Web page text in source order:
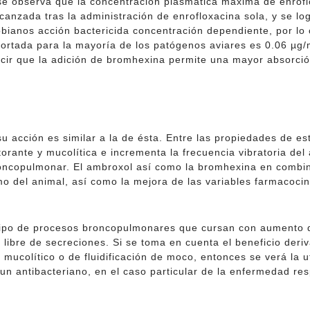
tras la administración de enrofloxacina sola, y se
acción bactericida concentración dependiente, por
para la mayoría de los patógenos aviares es 0.06
que la adición de bromhexina permite una mayor
acción es similar a la de ésta. Entre las propiedades de
y mucolítica e incrementa la frecuencia vibratoria
El ambroxol así como la bromhexina en
del animal, así como la mejora de las variables
de procesos broncopulmonares que cursan con
de secreciones. Si se toma en cuenta el beneficio
o de fluidificación de moco, entonces se verá la
antibacteriano, en el caso particular de la enfermedad